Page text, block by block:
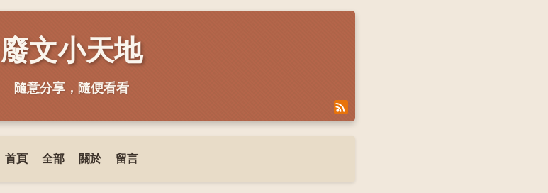
廢文小天地
隨意分享，隨便看看
首頁 全部 關於 留言